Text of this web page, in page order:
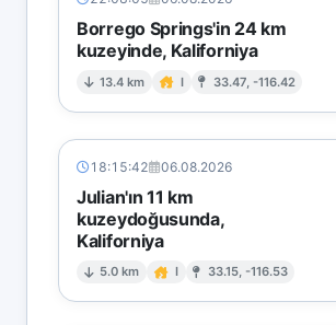
Borrego Springs'in 24 km
kuzeyinde, Kaliforniya
13.4 km I 33.47, -116.42
18:15:42 06.08.2026
Julian'ın 11 km
kuzeydoğusunda,
Kaliforniya
5.0 km I 33.15, -116.53